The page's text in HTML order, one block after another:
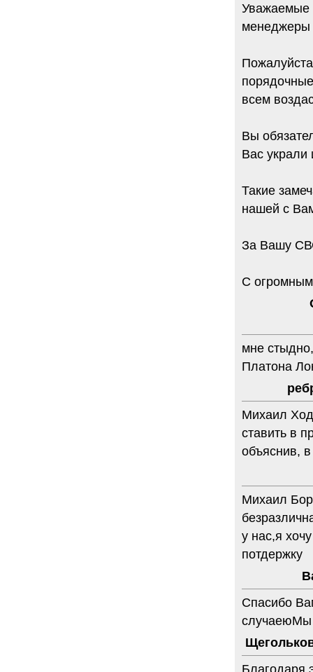
Уважаемые
менеджеры
всем
Вы
Вас украли
Такие
нашей с
За Вашу
С
мне
Платона
Михаил
ставить в
объяснив,
Михаил
у нас,я
потдержку
Спасибо